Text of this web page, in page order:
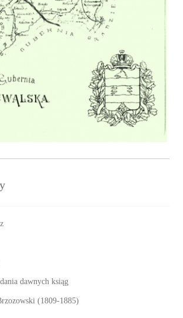
dawnych ksiąg
(1809-1885)